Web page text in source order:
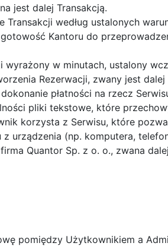
jest dalej Transakcją.
Transakcji według ustalonych
Kantoru do
wyrażony w minutach, ustalony
Rezerwacji, zwany jest dalej
płatności na rzecz
pliki tekstowe, które
korzysta z Serwisu, które
urządzenia (np. komputera,
Quantor Sp. z o. o., zwana dalej
pomiędzy Użytkownikiem a